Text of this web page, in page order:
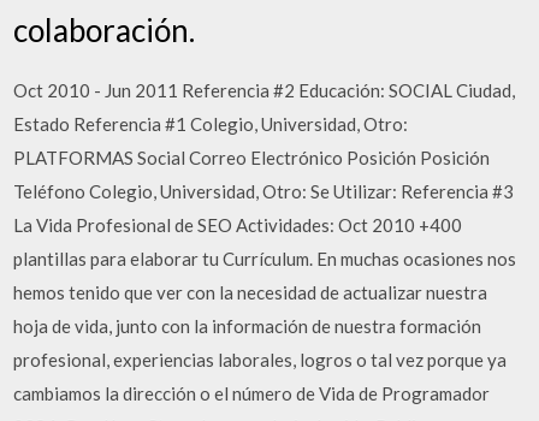
colaboración.
Oct 2010 - Jun 2011 Referencia #2 Educación: SOCIAL Ciudad,
Estado Referencia #1 Colegio, Universidad, Otro:
PLATFORMAS Social Correo Electrónico Posición Posición
Teléfono Colegio, Universidad, Otro: Se Utilizar: Referencia #3
La Vida Profesional de SEO Actividades: Oct 2010 +400
plantillas para elaborar tu Currículum. En muchas ocasiones nos
hemos tenido que ver con la necesidad de actualizar nuestra
hoja de vida, junto con la información de nuestra formación
profesional, experiencias laborales, logros o tal vez porque ya
cambiamos la dirección o el número de Vida de Programador